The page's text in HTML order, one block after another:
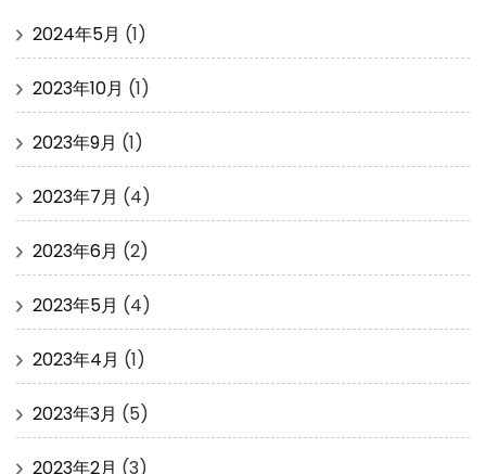
2024年5月 (1)
2023年10月 (1)
2023年9月 (1)
2023年7月 (4)
2023年6月 (2)
2023年5月 (4)
2023年4月 (1)
2023年3月 (5)
2023年2月 (3)